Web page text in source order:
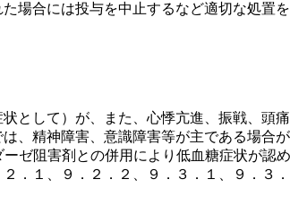
場合には投与を中止するなど適切な処置を
して）が、また、心悸亢進、振戦、頭
精神障害、意識障害等が主である場合
ゼ阻害剤との併用により低血糖症状が認
．１、９．２．２、９．３．１、９．３